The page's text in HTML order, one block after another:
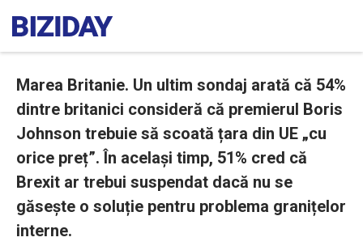
Marea Britanie. Un ultim sondaj arată că 54%
dintre britanici consideră că premierul Boris
Johnson trebuie să scoată țara din UE „cu
orice preț”. În același timp, 51% cred că
Brexit ar trebui suspendat dacă nu se
găsește o soluție pentru problema granițelor
interne.